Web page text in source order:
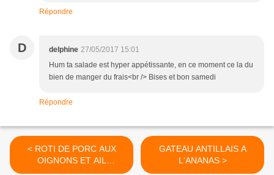
Répondre
D delphine 27/05/2017 15:01
Hum ta salade est hyper appétissante, en ce moment ce la du
bien de manger du frais<br /> Bises et bon samedi
Répondre
< ROTI DE PORC AUX
OIGNONS ET AIL
CONFITS
GATEAU ANTILLAIS A
L'ANANAS >